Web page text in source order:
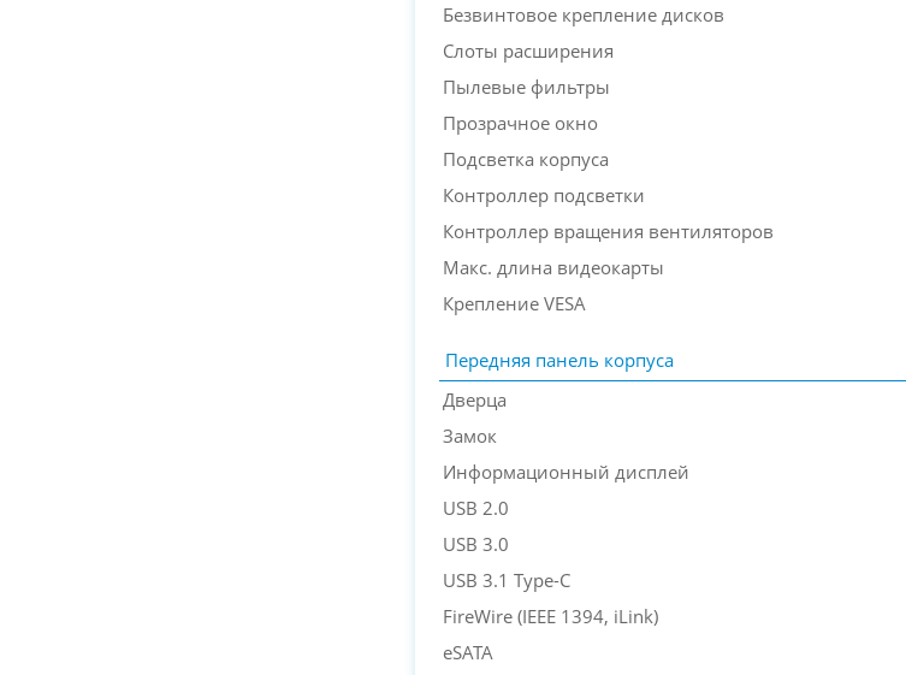
Безвинтовое крепление дисков
Слоты расширения
Пылевые фильтры
Прозрачное окно
Подсветка корпуса
Контроллер подсветки
Контроллер вращения вентиляторов
Макс. длина видеокарты
Крепление VESA
Передняя панель корпуса
Дверца
Замок
Информационный дисплей
USB 2.0
USB 3.0
USB 3.1 Type-C
FireWire (IEEE 1394, iLink)
eSATA